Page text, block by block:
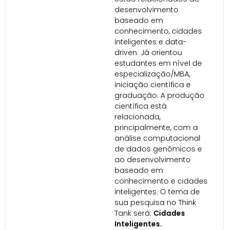
desenvolvimento
baseado em
conhecimento, cidades
inteligentes e data-
driven. Já orientou
estudantes em nível de
especialização/MBA,
iniciação científica e
graduação. A produção
científica está
relacionada,
principalmente, com a
análise computacional
de dados genômicos e
ao desenvolvimento
baseado em
conhecimento e cidades
inteligentes. O tema de
sua pesquisa no Think
Tank será: Cidades
Inteligentes.